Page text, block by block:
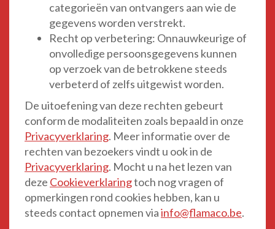
categorieën van ontvangers aan wie de
gegevens worden verstrekt.
Recht op verbetering: Onnauwkeurige of
onvolledige persoonsgegevens kunnen
op verzoek van de betrokkene steeds
verbeterd of zelfs uitgewist worden.
De uitoefening van deze rechten gebeurt
conform de modaliteiten zoals bepaald in onze
Privacyverklaring. Meer informatie over de
rechten van bezoekers vindt u ook in de
Privacyverklaring. Mocht u na het lezen van
deze Cookieverklaringtoch nog vragen of
opmerkingen rond cookies hebben, kan u
steeds contact opnemen viainfo@flamaco.be.